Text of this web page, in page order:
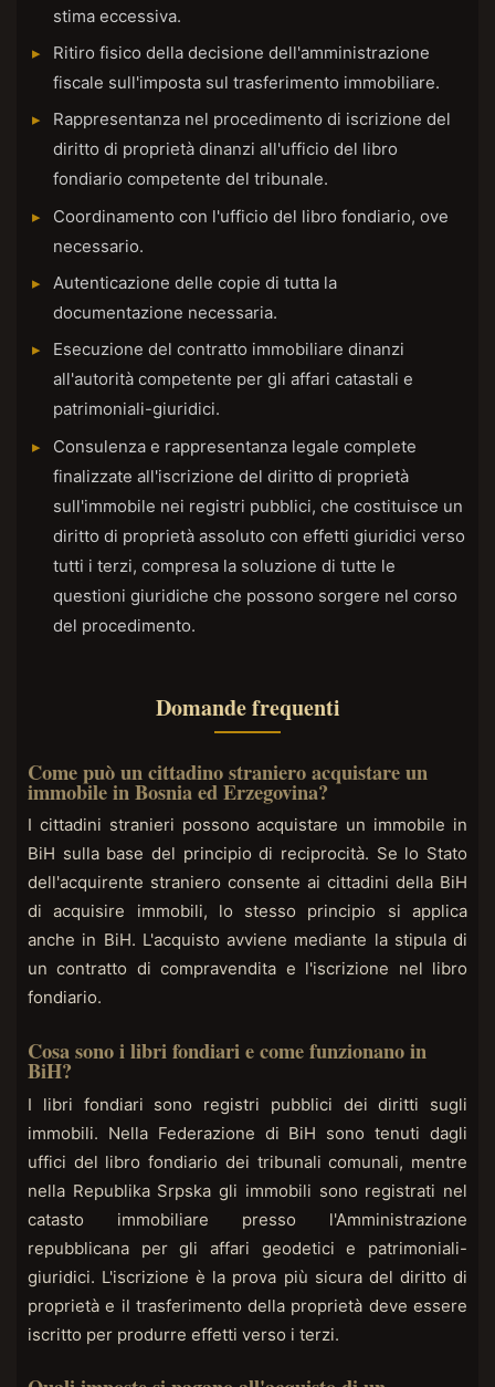
stima eccessiva.
Ritiro fisico della decisione dell'amministrazione
fiscale sull'imposta sul trasferimento immobiliare.
Rappresentanza nel procedimento di iscrizione del
diritto di proprietà dinanzi all'ufficio del libro
fondiario competente del tribunale.
Coordinamento con l'ufficio del libro fondiario, ove
necessario.
Autenticazione delle copie di tutta la
documentazione necessaria.
Esecuzione del contratto immobiliare dinanzi
all'autorità competente per gli affari catastali e
patrimoniali-giuridici.
Consulenza e rappresentanza legale complete
finalizzate all'iscrizione del diritto di proprietà
sull'immobile nei registri pubblici, che costituisce un
diritto di proprietà assoluto con effetti giuridici verso
tutti i terzi, compresa la soluzione di tutte le
questioni giuridiche che possono sorgere nel corso
del procedimento.
Domande frequenti
Come può un cittadino straniero acquistare un
immobile in Bosnia ed Erzegovina?
I cittadini stranieri possono acquistare un immobile in
BiH sulla base del principio di reciprocità. Se lo Stato
dell'acquirente straniero consente ai cittadini della BiH
di acquisire immobili, lo stesso principio si applica
anche in BiH. L'acquisto avviene mediante la stipula di
un contratto di compravendita e l'iscrizione nel libro
fondiario.
Cosa sono i libri fondiari e come funzionano in
BiH?
I libri fondiari sono registri pubblici dei diritti sugli
immobili. Nella Federazione di BiH sono tenuti dagli
uffici del libro fondiario dei tribunali comunali, mentre
nella Republika Srpska gli immobili sono registrati nel
catasto immobiliare presso l'Amministrazione
repubblicana per gli affari geodetici e patrimoniali-
giuridici. L'iscrizione è la prova più sicura del diritto di
proprietà e il trasferimento della proprietà deve essere
iscritto per produrre effetti verso i terzi.